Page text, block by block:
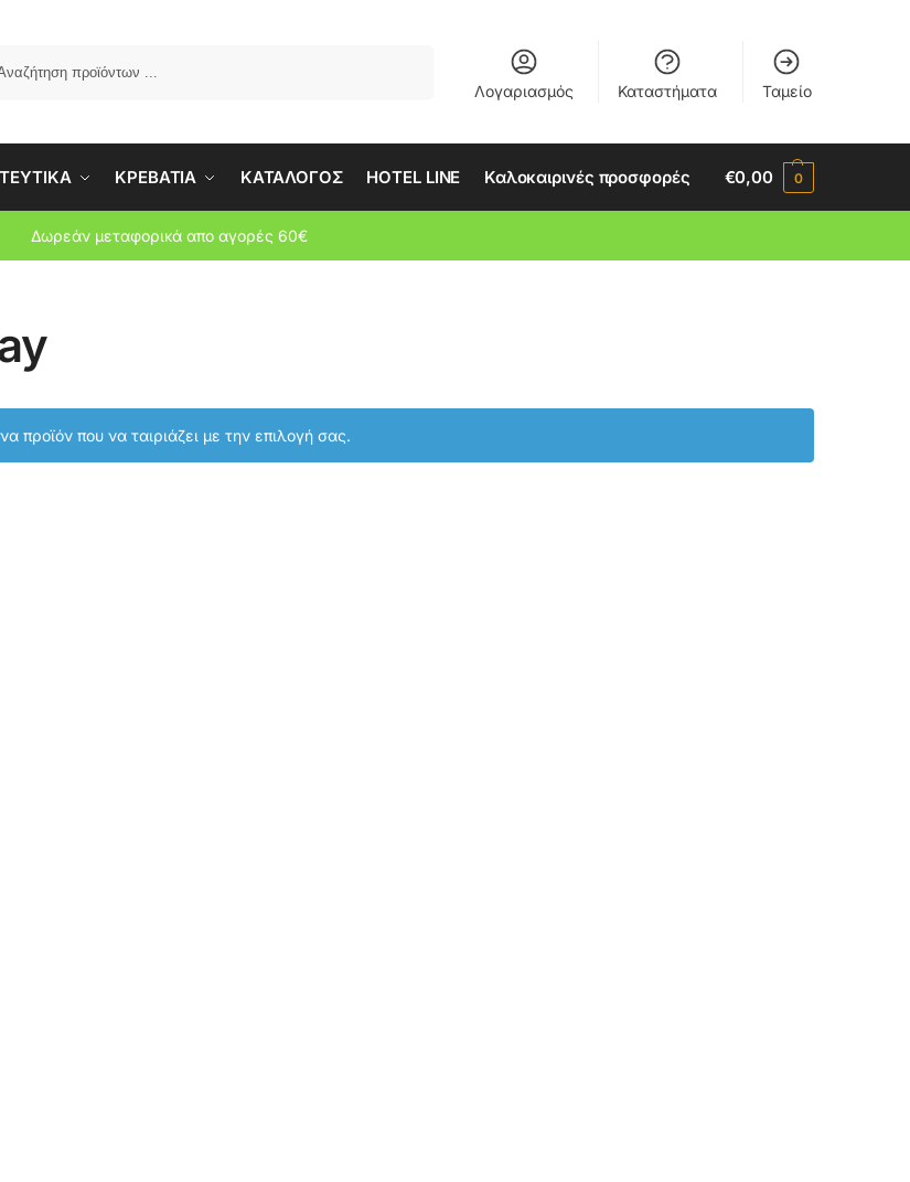
Λογαριασμός Καταστήματα Ταμείο
ΚΡΕΒΑΤΙΑ ΚΑΤΑΛΟΓΟΣ HOTEL LINE Καλοκαιρινές προσφορές €0,00 0
Δωρεάν μεταφορικά απο αγορές 60€
προϊόν που να ταιριάζει με την επιλογή σας.